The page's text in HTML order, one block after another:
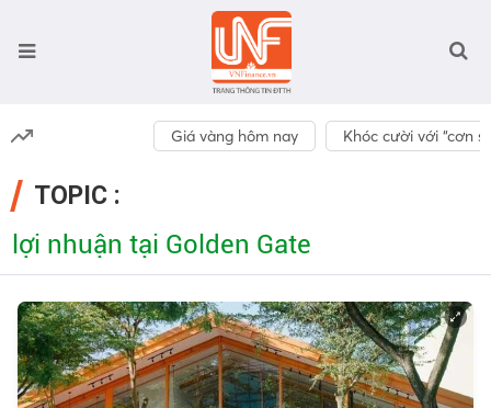
Giá vàng hôm nay Khóc cười với “cơn
TOPIC :
lợi nhuận tại Golden Gate